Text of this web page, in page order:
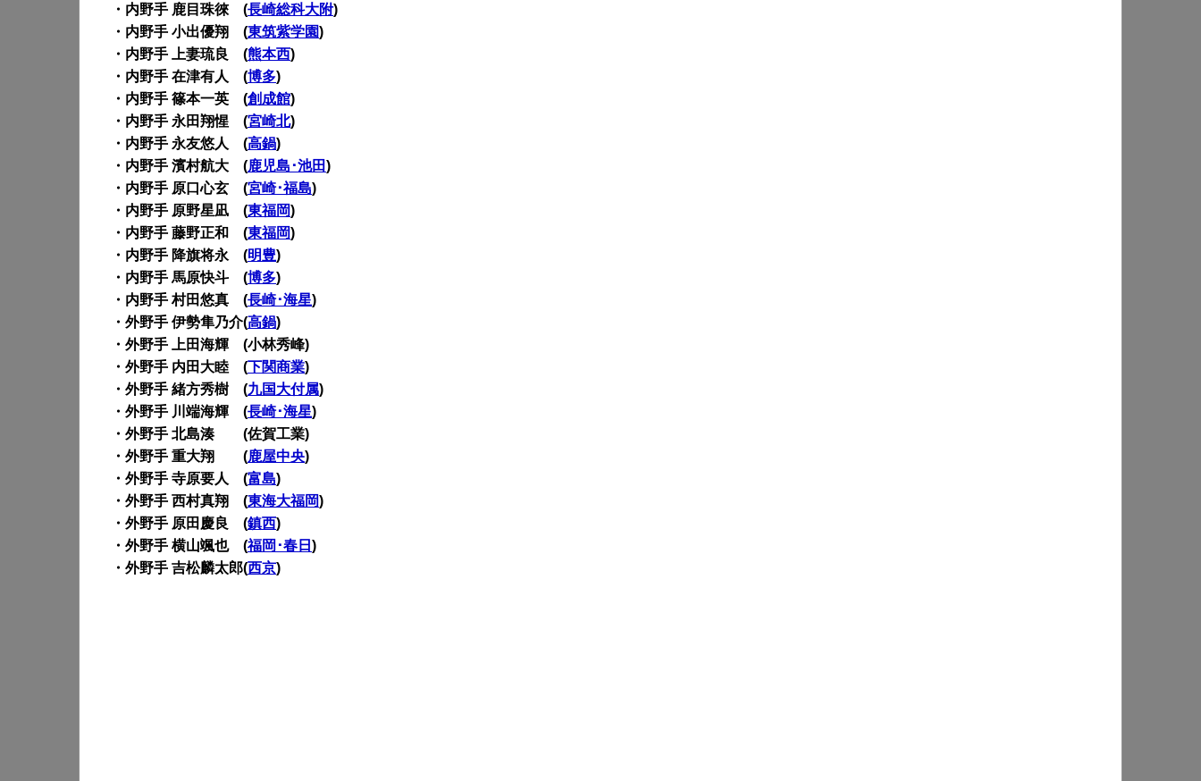
・内野手 鹿目珠徠 (長崎総科大附)
・内野手 小出優翔 (東筑紫学園)
・内野手 上妻琉良 (熊本西)
・内野手 在津有人 (博多)
・内野手 篠本一英 (創成館)
・内野手 永田翔惺 (宮崎北)
・内野手 永友悠人 (高鍋)
・内野手 濱村航大 (鹿児島･池田)
・内野手 原口心玄 (宮崎･福島)
・内野手 原野星凪 (東福岡)
・内野手 藤野正和 (東福岡)
・内野手 降旗将永 (明豊)
・内野手 馬原快斗 (博多)
・内野手 村田悠真 (長崎･海星)
・外野手 伊勢隼乃介(高鍋)
・外野手 上田海輝 (小林秀峰)
・外野手 内田大睦 (下関商業)
・外野手 緒方秀樹 (九国大付属)
・外野手 川端海輝 (長崎･海星)
・外野手 北島湊 (佐賀工業)
・外野手 重大翔 (鹿屋中央)
・外野手 寺原要人 (富島)
・外野手 西村真翔 (東海大福岡)
・外野手 原田慶良 (鎮西)
・外野手 横山颯也 (福岡･春日 )
・外野手 吉松麟太郎(西京)